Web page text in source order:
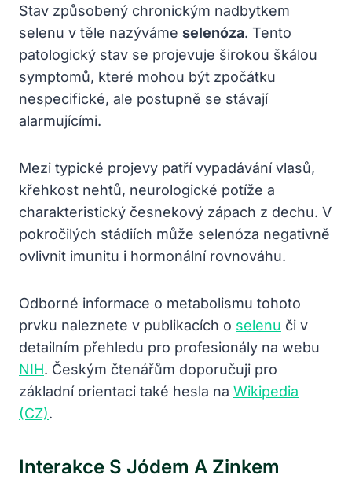
Stav způsobený chronickým nadbytkem
selenu v těle nazýváme selenóza. Tento
patologický stav se projevuje širokou škálou
symptomů, které mohou být zpočátku
nespecifické, ale postupně se stávají
alarmujícími.
Mezi typické projevy patří vypadávání vlasů,
křehkost nehtů, neurologické potíže a
charakteristický česnekový zápach z dechu. V
pokročilých stádiích může selenóza negativně
ovlivnit imunitu i hormonální rovnováhu.
Odborné informace o metabolismu tohoto
prvku naleznete v publikacích o selenu či v
detailním přehledu pro profesionály na webu
NIH. Českým čtenářům doporučuji pro
základní orientaci také hesla na Wikipedia
(CZ).
Interakce S Jódem A Zinkem